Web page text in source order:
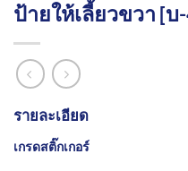
ป้ายให้เลี้ยวขวา [บ
รายละเอียด
เกรดสติ๊กเกอร์